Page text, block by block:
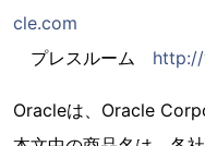
cle.com
プレスルーム
Oracleは、Oracle